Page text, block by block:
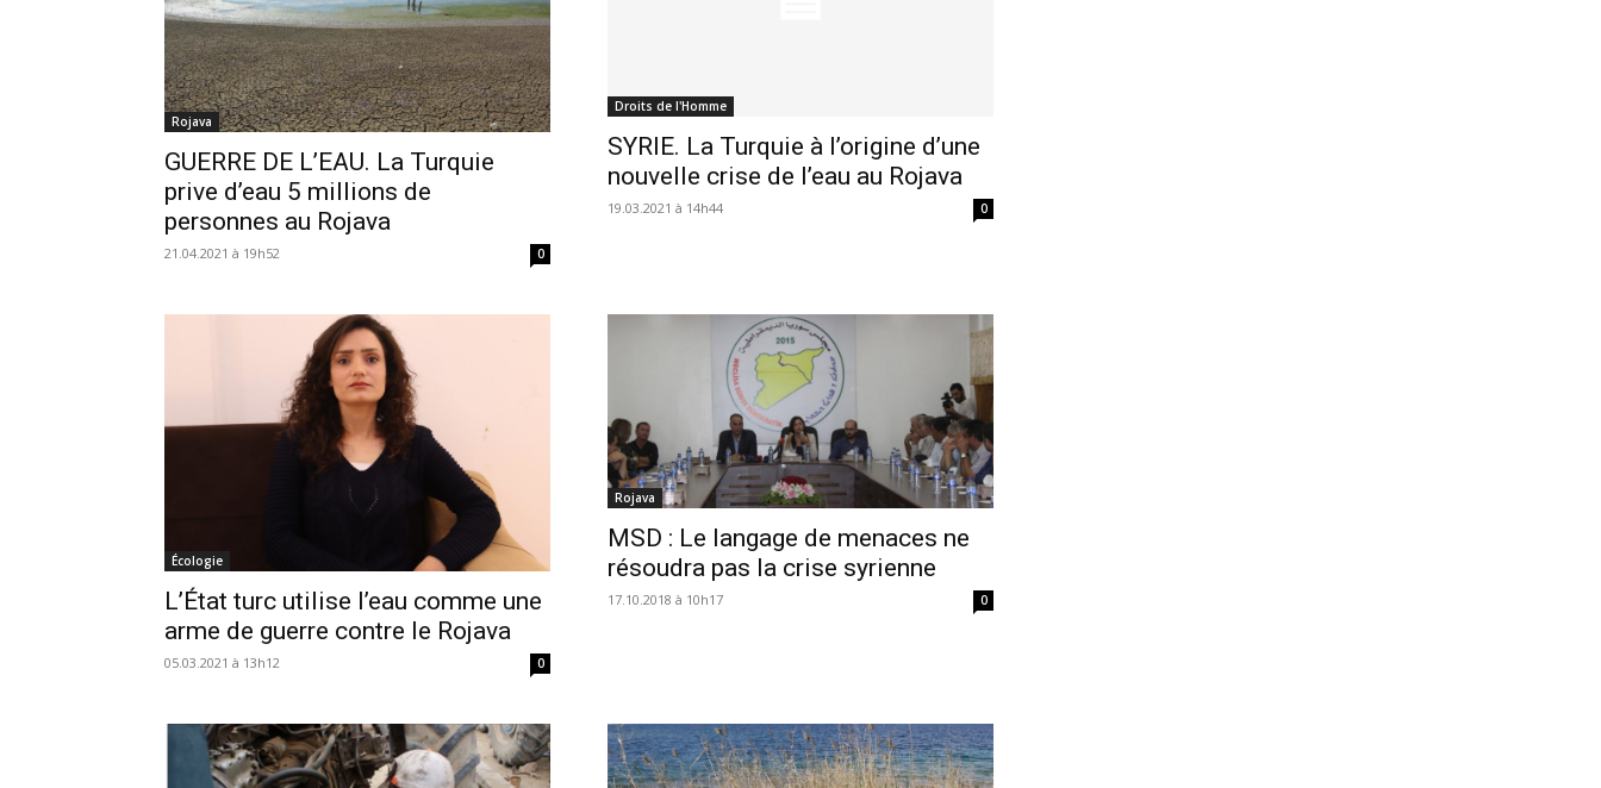
Rojava
GUERRE DE L’EAU. La Turquie
prive d’eau 5 millions de
personnes au Rojava
21.04.2021 à 19h52 0
Droits de l'Homme
SYRIE. La Turquie à l’origine d’une
nouvelle crise de l’eau au Rojava
19.03.2021 à 14h44 0
Écologie
L’État turc utilise l’eau comme une
arme de guerre contre le Rojava
05.03.2021 à 13h12 0
Rojava
MSD : Le langage de menaces ne
résoudra pas la crise syrienne
17.10.2018 à 10h17 0